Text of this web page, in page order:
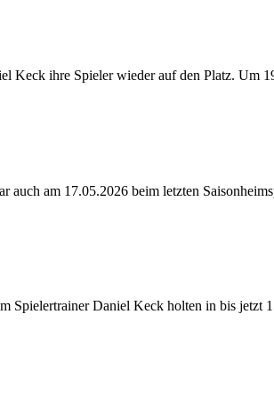
ihre Spieler wieder auf den Platz. Um
am 17.05.2026 beim letzten
Daniel Keck holten in bis jetzt